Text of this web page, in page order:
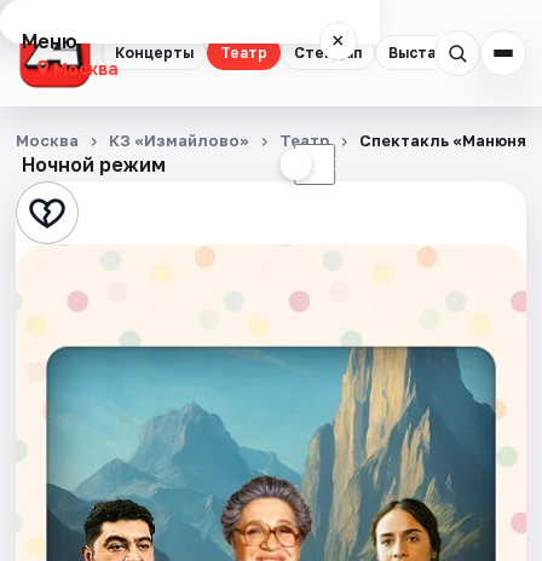
Концерты Театр Стендап Выставки
Меню ×
Москва
Концерты
Театр
Стендап
Выставки
Квесты
Экскурсии
Спорт
События
Ночной режим ☾
Москва КЗ «Измайлово» Театр Спектакль «Манюня»